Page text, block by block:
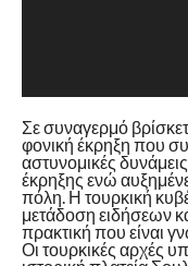
Σε συναγερμό
φονική έκρηξη που
αστυνομικές
έκρηξης ενώ
πόλη. Η τουρκική
μετάδοση ειδήσεων
πρακτική που είναι
Οι τουρκικές αρχές